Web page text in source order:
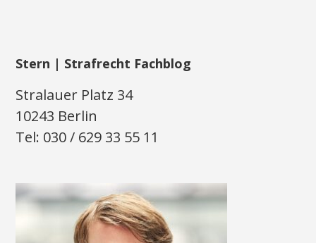
Stern | Strafrecht Fachblog
Stralauer Platz 34
10243 Berlin
Tel: 030 / 629 33 55 11